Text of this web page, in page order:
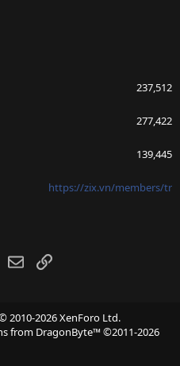
237,512
277,422
139,445
https://zix.vn/members/tr
EmailLink
2010-2026 XenForo Ltd.
from DragonByte™©2011-2026